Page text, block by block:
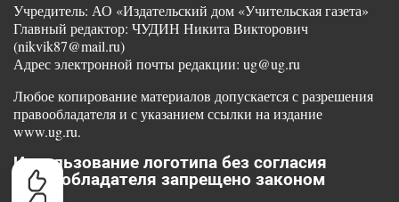
Учредитель: АО «Издательский дом «Учительская газета»
Главный редактор: ЧУДИН Никита Викторович
(nikvik87@mail.ru)
Адрес электронной почты редакции: ug@ug.ru
Любое копирование материалов допускается с разрешения
правообладателя и с указанием ссылки на издание
www.ug.ru.
Использование логотипа без согласия
правообладателя запрещено законом